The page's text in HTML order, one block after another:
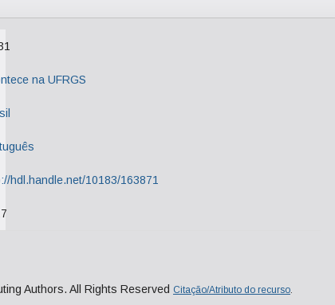
na UFRGS
hdl.handle.net/10183/163871
Authors. All Rights Reserved Citação/Atributo do recurso.